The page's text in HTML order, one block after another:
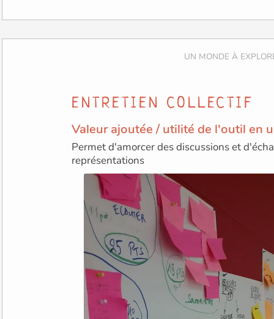
ENTRETIEN COLLECTIF
Valeur ajoutée / utilité de l'outil en
Permet d'amorcer des discussions et
représentations